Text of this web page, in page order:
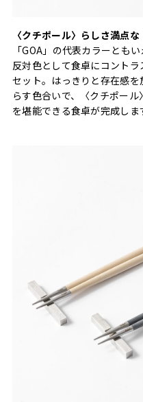
〈クチポール〉らしさ満点
「GOA」の代表カラーとも
反対色として食卓にコント
セット。はっきりと存在感
らす色合いで、〈クチポー
を堪能できる食卓が完成しま